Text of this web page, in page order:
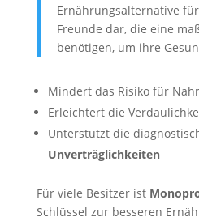
Ernährungsalternative
Freunde dar, die eine
benötigen, um ihre
Mindert das Risiko für
Erleichtert die
Unterstützt die
Unverträglichkeiten
Für viele Besitzer ist
Schlüssel zur besseren